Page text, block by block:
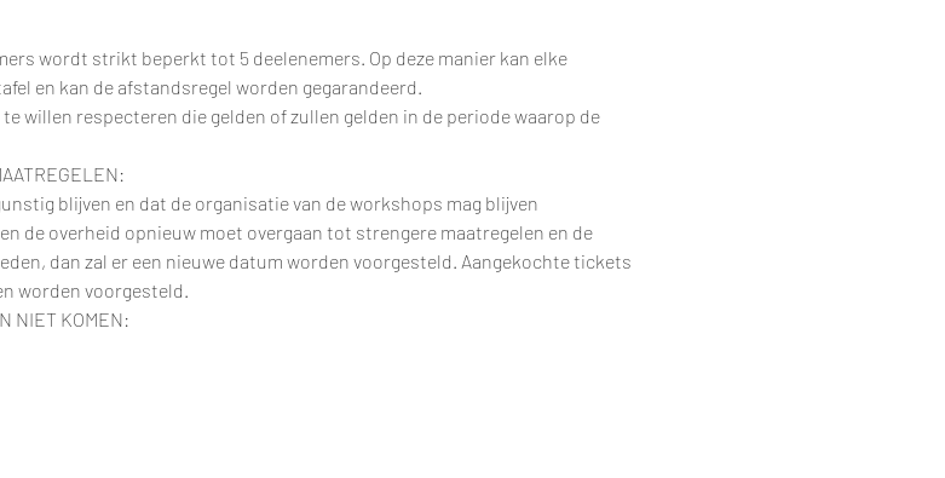
wordt strikt beperkt tot 5 deelenemers. Op deze manier kan elke
en kan de afstandsregel worden gegarandeerd.
willen respecteren die gelden of zullen gelden in de periode waarop de
blijven en dat de organisatie van de workshops mag blijven
de overheid opnieuw moet overgaan tot strengere maatregelen en de
dan zal er een nieuwe datum worden voorgesteld. Aangekochte tickets
worden voorgesteld.
NIET KOMEN: